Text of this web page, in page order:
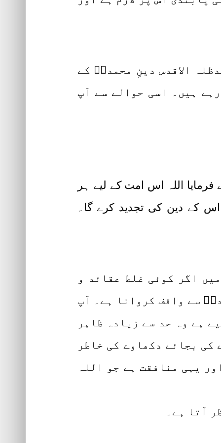
الاقدس دینِ محمدیؐ کے
ہیں۔ اسی حوالے سے آپ
اللہ اس امت کے لیے ہر
کے دین کی تجدید کرے گا۔
اگر کوئی غلط عقائد و
سے واقف کروانا ہے۔ آپ
ہے وہ حد سے زیادہ ظاہر
بجائے دکھاوے کی خاطر
یہی منافقت ہے جو اللہ
آتا ہے۔